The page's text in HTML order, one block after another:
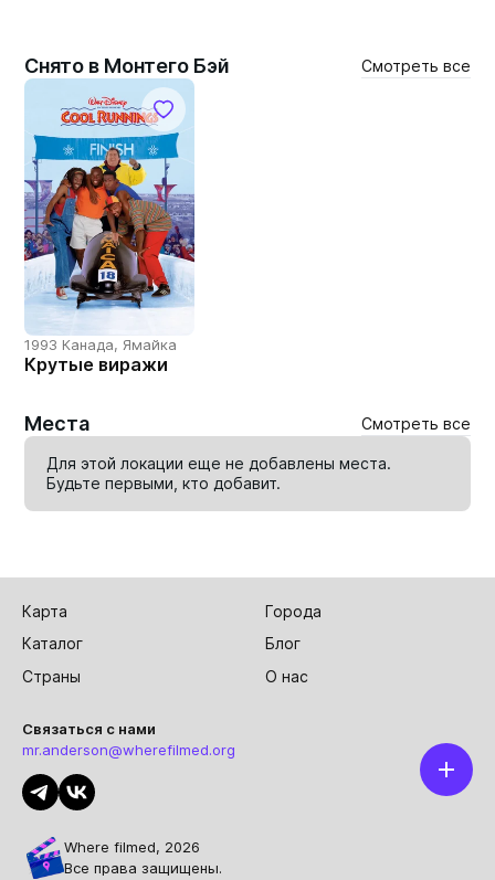
Снято в Монтего Бэй Смотреть все
1993 Канада, Ямайка
Крутые виражи
Места Смотреть все
Для этой локации еще не добавлены места.
Будьте первыми, кто добавит.
Карта
Города
Каталог
Блог
Страны
О нас
Связаться с нами
mr.anderson@wherefilmed.org
Where filmed, 2026
Все права защищены.